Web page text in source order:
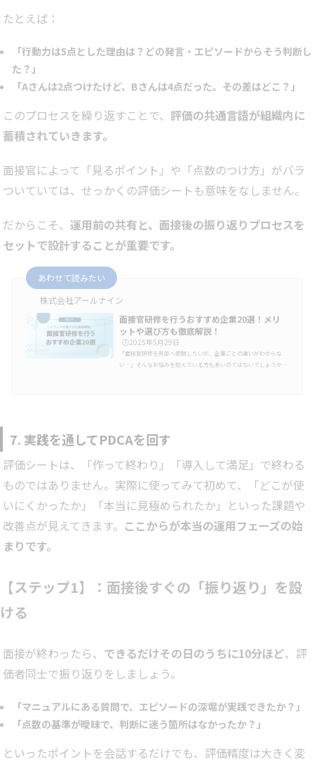
たとえば：
「行動力は5点とした理由は？どの発言・エピソードからそう判断し
た？」
「Aさんは2点つけたけど、Bさんは4点だった。その差はどこ？」
このプロセスを繰り返すことで、 評価の共通言語が組織内に
蓄積されていきます。
面接官によって「見るポイント」や「点数のつけ方」がバラ
ついていては、せっかくの評価シートも意味をなしません。
だからこそ、 運用前の共有と、面接後の振り返りプロセスを
セットで設計することが重要です。
あわせて読みたい
株式会社アールナイン
面接官研修を行うおすすめ企業20選！メリ
ットや選び方も徹底解説！
🕒️2025年5月29日
「面接官研修を外部へ依頼したいが、企業ごとの違いがわからな
い…」そんなお悩みを抱えている方も多いのではないでしょうか。
ポイントの共通認識が…
7. 実践を通してPDCAを回す
評価シートは、「作って終わり」「導入して満足」で終わる
ものではありません。実際に使ってみて初めて、「どこが使
いにくかったか」「本当に見極められたか」といった課題や
改善点が見えてきます。 ここからが本当の運用フェーズの始
まりです。
【ステップ1】：面接後すぐの「振り返り」を設
ける
面接が終わったら、 できるだけその日のうちに10分ほど、評
価者同士で振り返りをしましょう。
「マニュアルにある質問で、エピソードの深堀が実践できたか？」
「点数の基準が曖昧で、判断に迷う箇所はなかったか？」
といったポイントを会話するだけでも、評価精度は大きく変